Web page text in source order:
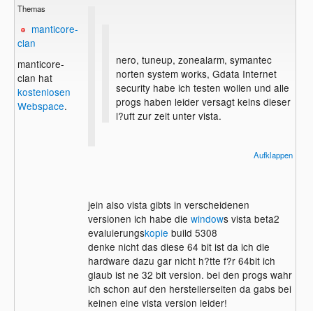
Themas
manticore-
clan
manticore-
clan hat
kostenlosen
Webspace.
nero, tuneup, zonealarm, symantec
norten system works, Gdata Internet
security habe ich testen wollen und alle
progs haben leider versagt keins dieser
l?uft zur zeit unter vista.
Aufklappen
jein also vista gibts in verscheidenen
versionen ich habe die windows vista beta2
evaluierungskopie build 5308
denke nicht das diese 64 bit ist da ich die
hardware dazu gar nicht h?tte f?r 64bit ich
glaub ist ne 32 bit version. bei den progs wahr
ich schon auf den herstellerseiten da gabs bei
keinen eine vista version leider!